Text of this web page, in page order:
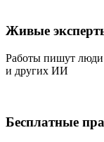
Живые
Работы пишут
и других ИИ
Бесплатные